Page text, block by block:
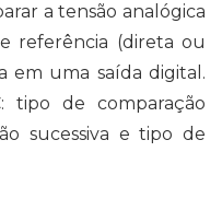
a tensão analógica
referência (direta ou
em uma saída digital.
tipo de comparação
sucessiva e tipo de